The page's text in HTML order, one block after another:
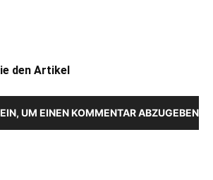
den Artikel
UM EINEN KOMMENTAR ABZUGEBEN